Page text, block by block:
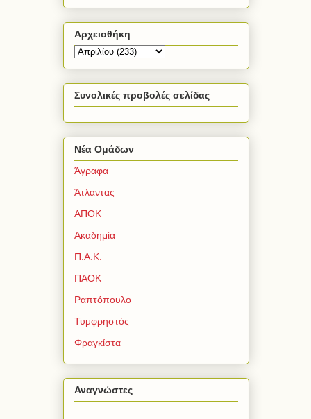
Αρχειοθήκη
Συνολικές προβολές σελίδας
Νέα Ομάδων
Άγραφα
Άτλαντας
ΑΠΟΚ
Ακαδημία
Π.Α.Κ.
ΠΑΟΚ
Ραπτόπουλο
Τυμφρηστός
Φραγκίστα
Αναγνώστες